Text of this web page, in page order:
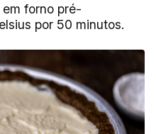
forno pré-
por 50 minutos.